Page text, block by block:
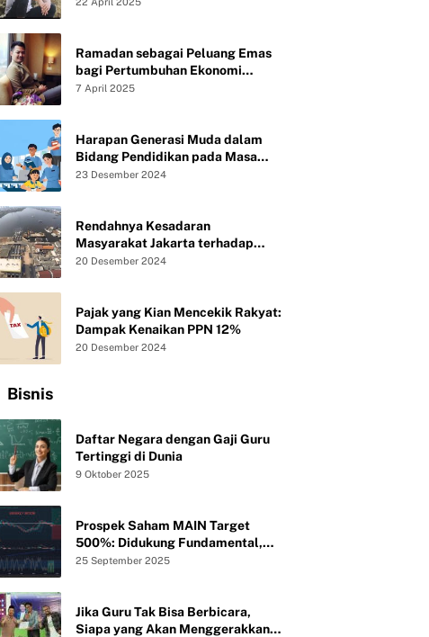
Ramadan sebagai Peluang Emas
bagi Pertumbuhan Ekonomi
Syariah UMKM
7 April 2025
Harapan Generasi Muda dalam
Bidang Pendidikan pada Masa
Presiden Baru Republik Indonesia
23 Desember 2024
Rendahnya Kesadaran
Masyarakat Jakarta terhadap
Kebersihan Lingkungan
20 Desember 2024
Pajak yang Kian Mencekik Rakyat:
Dampak Kenaikan PPN 12%
20 Desember 2024
Bisnis
Daftar Negara dengan Gaji Guru
Tertinggi di Dunia
9 Oktober 2025
Prospek Saham MAIN Target
500%: Didukung Fundamental,
Valuasi, dan Teknikal
25 September 2025
Jika Guru Tak Bisa Berbicara,
Siapa yang Akan Menggerakkan